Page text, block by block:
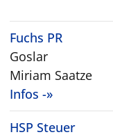
Fuchs PR
Goslar
Miriam Saatze
Infos -»
HSP Steuer